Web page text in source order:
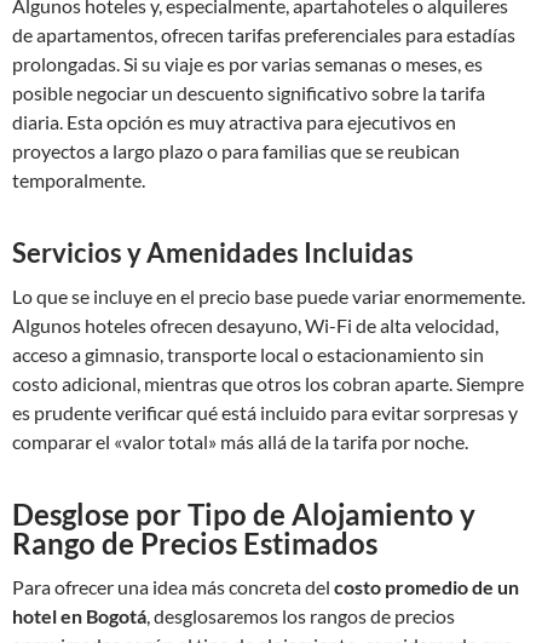
Algunos hoteles y, especialmente, apartahoteles o alquileres
de apartamentos, ofrecen tarifas preferenciales para estadías
prolongadas. Si su viaje es por varias semanas o meses, es
posible negociar un descuento significativo sobre la tarifa
diaria. Esta opción es muy atractiva para ejecutivos en
proyectos a largo plazo o para familias que se reubican
temporalmente.
Servicios y Amenidades Incluidas
Lo que se incluye en el precio base puede variar enormemente.
Algunos hoteles ofrecen desayuno, Wi-Fi de alta velocidad,
acceso a gimnasio, transporte local o estacionamiento sin
costo adicional, mientras que otros los cobran aparte. Siempre
es prudente verificar qué está incluido para evitar sorpresas y
comparar el «valor total» más allá de la tarifa por noche.
Desglose por Tipo de Alojamiento y
Rango de Precios Estimados
Para ofrecer una idea más concreta del costo promedio de un
hotel en Bogotá, desglosaremos los rangos de precios